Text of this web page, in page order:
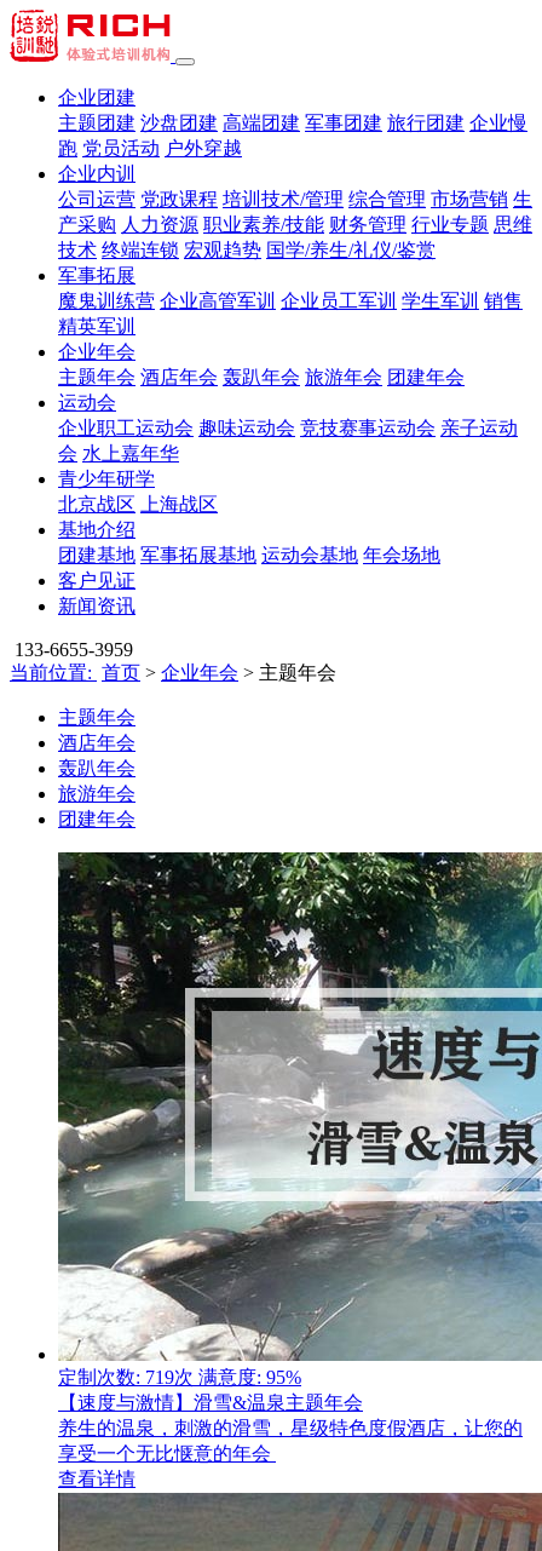
企业团建
主题团建 沙盘团建 高端团建 军事团建 旅行团建 企业慢
跑 党员活动 户外穿越
企业内训
公司运营 党政课程 培训技术/管理 综合管理 市场营销 生
产采购 人力资源 职业素养/技能 财务管理 行业专题 思维
技术 终端连锁 宏观趋势 国学/养生/礼仪/鉴赏
军事拓展
魔鬼训练营 企业高管军训 企业员工军训 学生军训 销售
精英军训
企业年会
主题年会 酒店年会 轰趴年会 旅游年会 团建年会
运动会
企业职工运动会 趣味运动会 竞技赛事运动会 亲子运动
会 水上嘉年华
青少年研学
北京战区
上海战区
基地介绍
团建基地 军事拓展基地 运动会基地 年会场地
客户见证
新闻资讯
133-6655-3959
当前位置: 首页 > 企业年会 > 主题年会
主题年会
酒店年会
轰趴年会
旅游年会
团建年会
定制次数: 719次 满意度: 95%
【速度与激情】滑雪&温泉主题年会
养生的温泉，刺激的滑雪，星级特色度假酒店，让您的
享受一个无比惬意的年会
查看详情